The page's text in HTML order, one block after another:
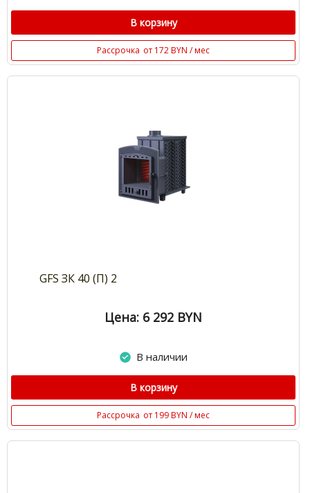
В корзину
Рассрочка от 172 BYN / мес
GFS ЗК 40 (П) 2
Цена: 6 292 BYN
В наличии
В корзину
Рассрочка от 199 BYN / мес